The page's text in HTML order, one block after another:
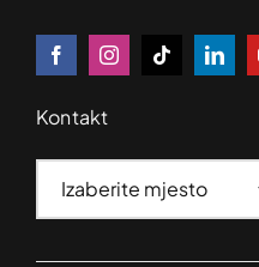
Kontakt